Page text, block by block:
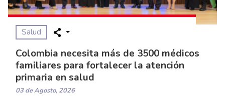
Salud
Colombia necesita más de 3500 médicos
familiares para fortalecer la atención
primaria en salud
03 de Agosto, 2026